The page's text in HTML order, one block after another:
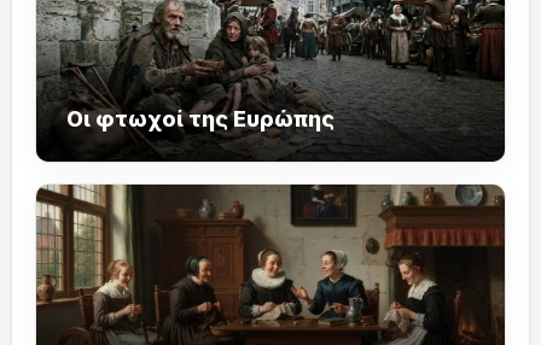
Οι φτωχοί της Ευρώπης